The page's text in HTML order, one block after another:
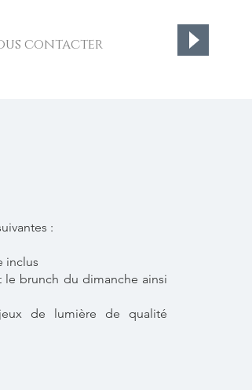
contacter
:
inclus
brunch du dimanche ainsi
de lumière de qualité